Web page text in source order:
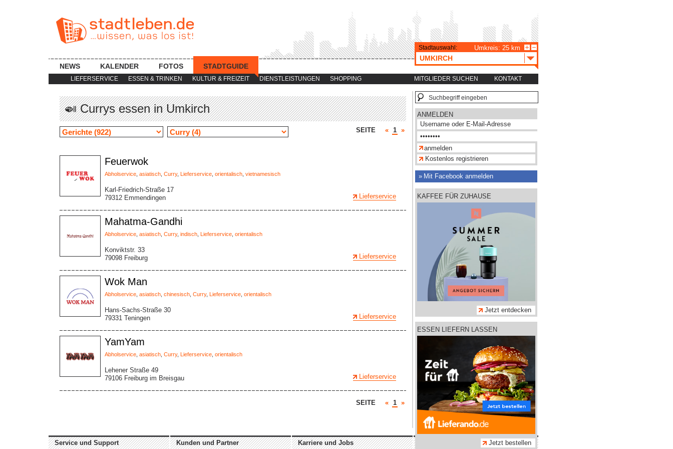
LIEFERSERVICE ESSEN & TRINKEN KULTUR & FREIZEIT DIENSTLEISTUNGEN SHOPPING MITGLIEDER SUCHEN KONTAKT
NEWS KALENDER FOTOS STADTGUIDE
Stadtauswahl: Umkreis: 25 km
UMKIRCH
🍛 Currys essen in Umkirch
SEITE « 1 »
Feuerwok
Abholservice asiatisch Curry, Lieferservice orientalisch vietnamesisch
Karl-Friedrich-Straße 17
79312 Emmendingen
Lieferservice
Mahatma-Gandhi
Abholservice asiatisch Curry, indisch Lieferservice orientalisch
Konviktstr. 33
79098 Freiburg
Lieferservice
Wok Man
Abholservice asiatisch chinesisch Curry, Lieferservice orientalisch
Hans-Sachs-Straße 30
79331 Teningen
Lieferservice
YamYam
Abholservice asiatisch Curry, Lieferservice orientalisch
Lehener Straße 49
79106 Freiburg im Breisgau
Lieferservice
SEITE « 1 »
ANMELDEN
Kostenlos registrieren
Mit Facebook anmelden
KAFFEE FÜR ZUHAUSE
Jetzt entdecken
ESSEN LIEFERN LASSEN
Jetzt bestellen
Service und Support Kunden und Partner Karriere und Jobs